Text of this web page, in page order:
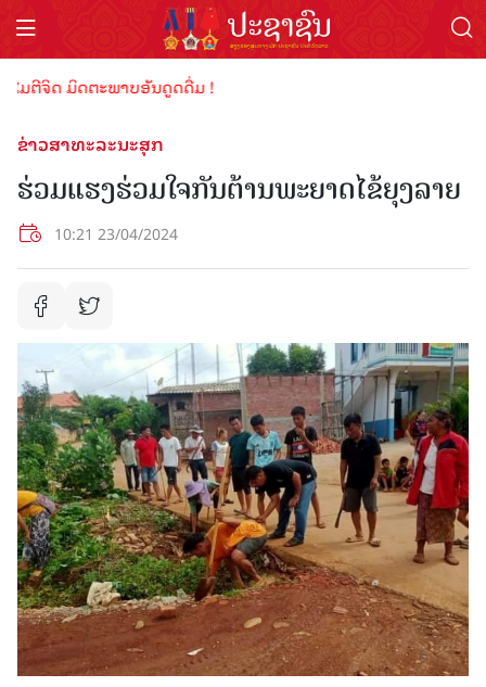
ຕີຈິດ ມິດຕະພາບອັນດູດດື່ມ !
ຂ່າວສາທະລະນະສຸກ
ຮ່ວມແຮງຮ່ວມໃຈກັນຕ້ານພະຍາດໄຂ້ຍຸງລາຍ
10:21 23/04/2024